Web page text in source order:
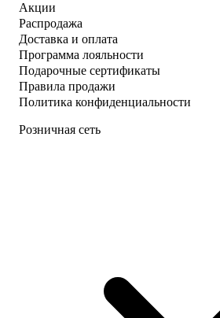
Акции
Распродажа
Доставка и оплата
Программа лояльности
Подарочные сертификаты
Правила продажи
Политика конфиденциальности
Розничная сеть